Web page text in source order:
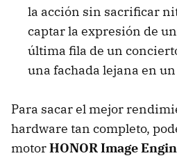
la acción sin sacrificar
captar la expresión de
última fila de un
una fachada lejana en
Para sacar el mejor
hardware tan completo,
motorHONOR Image